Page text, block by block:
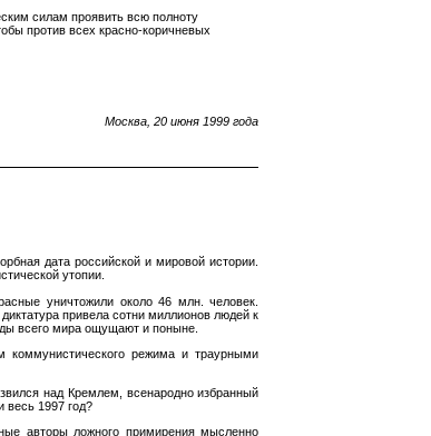
силам проявить всю полноту
против всех красно-коричневых
Москва, 20 июня 1999 года
дата российской и мировой истории.
утопии.
уничтожили около 46 млн. человек.
привела сотни миллионов людей к
всего мира ощущают и поныне.
режима и траурными
над Кремлем, всенародно избранный
весь 1997 год?
авторы ложного примирения мысленно